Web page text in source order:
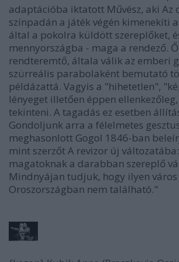
adaptációba iktatott Művész, aki Az
színpadán a játék végén kimenekíti
által a pokolra küldött szereplőket,
mennyországba - maga a rendező.
rendteremtő, általa válik az emberi
szürreális parabolaként bemutató
példázattá. Vagyis a "hihetetlen",
lényeget illetően éppen
tekinteni. A tagadás ez esetben
Gondoljunk arra a félelmetes
meghasonlott Gogol 1846-ban
mint szerzőt A revizor új
magatoknak a darabban szereplő
Mindnyájan tudjuk, hogy ilyen város
Oroszországban nem található."